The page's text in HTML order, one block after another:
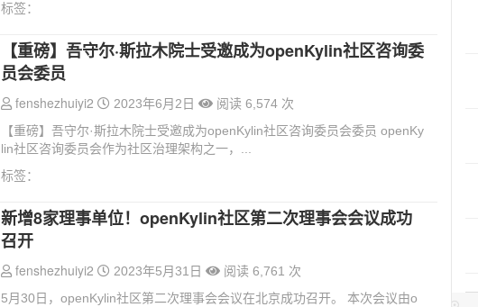
标签：
【重磅】吾守尔·斯拉木院士受邀成为openKylin社区咨询委
员会委员
fenshezhuiyi2 2023年6月2日
阅读 6,574 次
【重磅】吾守尔·斯拉木院士受邀成为openKylin社区咨询委员会委员 openKy
lin社区咨询委员会作为社区治理架构之一，...
标签：
新增8家理事单位！openKylin社区第二次理事会会议成功
召开
fenshezhuiyi2 2023年5月31日
阅读 6,761 次
5月30日，openKylin社区第二次理事会会议在北京成功召开。 本次会议由o